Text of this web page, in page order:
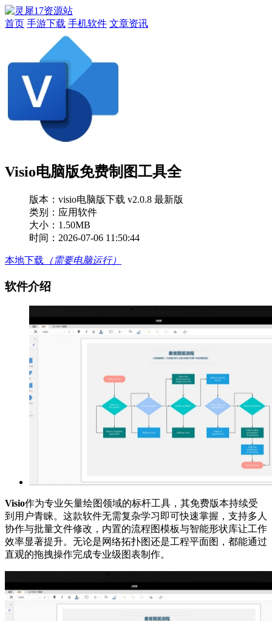
首页 手游下载 手机软件 文章资讯
Visio电脑版免费制图工具全
版本： visio电脑版下载 v2.0.8 最新版
类别：应用软件
大小：1.50MB
时间：2026-07-06 11:50:44
本地下载 （需要电脑运行）
软件介绍
Visio作为专业矢量绘图领域的标杆工具，其免费版本持续受
到用户青睐。这款软件无需复杂学习即可快速掌握，支持多人
协作与批量文件修改，内置的流程图模板与智能形状库让工作
效率显著提升。无论是网络拓扑图还是工程平面图，都能通过
直观的拖拽操作完成专业级图表制作。